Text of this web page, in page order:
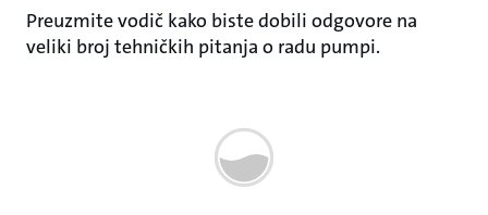
Preuzmite vodič kako biste dobili odgovore na
veliki broj tehničkih pitanja o radu pumpi.